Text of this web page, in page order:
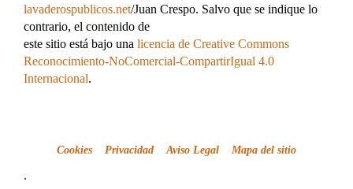
lavaderospublicos.net/Juan Crespo. Salvo que se indique lo
contrario, el contenido de
este sitio está bajo una licencia de Creative Commons
Reconocimiento-NoComercial-CompartirIgual 4.0
Internacional.
Cookies Privacidad Aviso Legal Mapa del sitio
.